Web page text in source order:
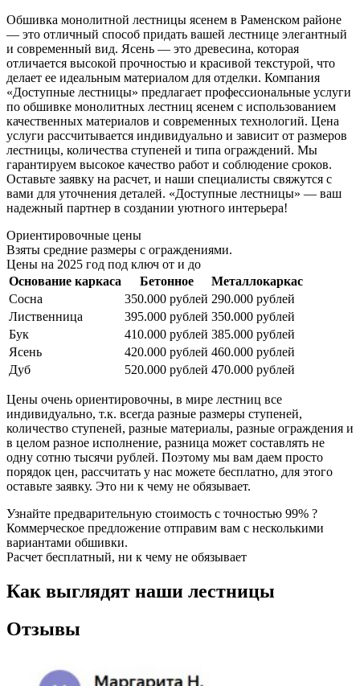
Обшивка монолитной лестницы ясенем в Раменском районе
— это отличный способ придать вашей лестнице элегантный
и современный вид. Ясень — это древесина, которая
отличается высокой прочностью и красивой текстурой, что
делает ее идеальным материалом для отделки. Компания
«Доступные лестницы» предлагает профессиональные услуги
по обшивке монолитных лестниц ясенем с использованием
качественных материалов и современных технологий. Цена
услуги рассчитывается индивидуально и зависит от размеров
лестницы, количества ступеней и типа ограждений. Мы
гарантируем высокое качество работ и соблюдение сроков.
Оставьте заявку на расчет, и наши специалисты свяжутся с
вами для уточнения деталей. «Доступные лестницы» — ваш
надежный партнер в создании уютного интерьера!
Ориентировочные цены
Взяты средние размеры с ограждениями.
Цены на 2025 год под ключ от и до
Основание каркаса
Бетонное
Металлокаркас
Сосна
350.000 рублей 290.000 рублей
Лиственница
395.000 рублей 350.000 рублей
Бук
410.000 рублей 385.000 рублей
Ясень
420.000 рублей 460.000 рублей
Дуб
520.000 рублей 470.000 рублей
Цены очень ориентировочны, в мире лестниц все
индивидуально, т.к. всегда разные размеры ступеней,
количество ступеней, разные материалы, разные ограждения и
в целом разное исполнение, разница может составлять не
одну сотню тысячи рублей. Поэтому мы вам даем просто
порядок цен, рассчитать у нас можете бесплатно, для этого
оставьте заявку. Это ни к чему не обязывает.
Узнайте предварительную стоимость с точностью 99% ?
Коммерческое предложение отправим вам с несколькими
вариантами обшивки.
Расчет бесплатный, ни к чему не обязывает
Как выглядят наши лестницы
Отзывы